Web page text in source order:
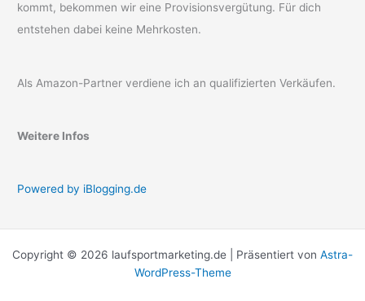
kommt, bekommen wir eine Provisionsvergütung. Für dich
entstehen dabei keine Mehrkosten.
Als Amazon-Partner verdiene ich an qualifizierten Verkäufen.
Weitere Infos
Powered by iBlogging.de
Copyright © 2026 laufsportmarketing.de | Präsentiert von Astra-
WordPress-Theme